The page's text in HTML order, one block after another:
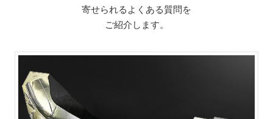
寄せられるよくある質問を
ご紹介します。